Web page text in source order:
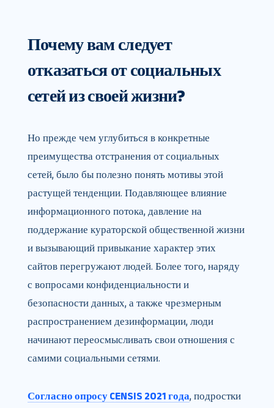
Почему вам следует
отказаться от социальных
сетей из своей жизни?
Но прежде чем углубиться в конкретные
преимущества отстранения от социальных
сетей, было бы полезно понять мотивы этой
растущей тенденции. Подавляющее влияние
информационного потока, давление на
поддержание кураторской общественной жизни
и вызывающий привыкание характер этих
сайтов перегружают людей. Более того, наряду
с вопросами конфиденциальности и
безопасности данных, а также чрезмерным
распространением дезинформации, люди
начинают переосмысливать свои отношения с
самими социальными сетями.
Согласно опросу CENSIS 2021 года, подростки